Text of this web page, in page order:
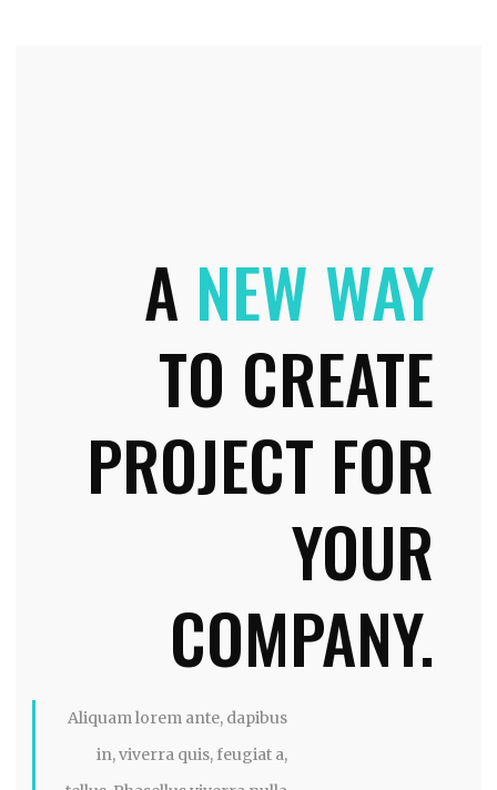
A NEW WAY
TO CREATE
PROJECT FOR
YOUR
COMPANY.
Aliquam lorem ante, dapibus
in, viverra quis, feugiat a,